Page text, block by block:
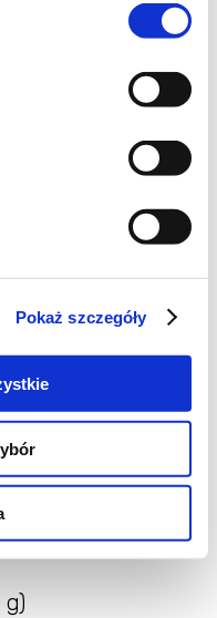
Pokaż szczegóły
i
g)